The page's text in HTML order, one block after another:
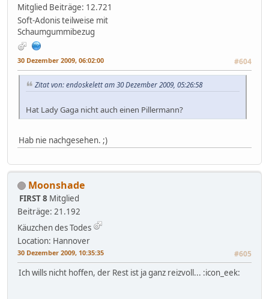
Mitglied Beiträge: 12.721
Soft-Adonis teilweise mit
Schaumgummibezug
30 Dezember 2009, 06:02:00 #604
Zitat von: endoskelett am 30 Dezember 2009, 05:26:58
Hat Lady Gaga nicht auch einen Pillermann?
Hab nie nachgesehen. ;)
Moonshade
FIRST 8 Mitglied
Beiträge: 21.192
Käuzchen des Todes
Location: Hannover
30 Dezember 2009, 10:35:35 #605
Ich wills nicht hoffen, der Rest ist ja ganz reizvoll... :icon_eek: